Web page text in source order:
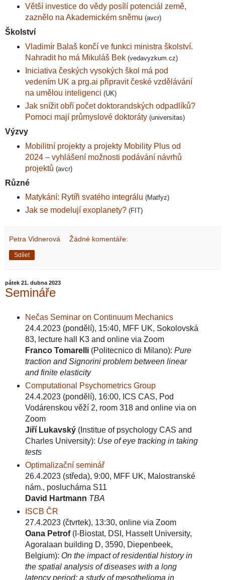
Větší investice do vědy posílí potenciál země,
zaznělo na Akademickém sněmu (avcr)
Školství
Vladimír Balaš končí ve funkci ministra školství.
Nahradit ho má Mikuláš Bek (vedavyzkum.cz)
Iniciativa českých vysokých škol má pod
vedením UK a prg.ai připravit české vzdělávání
na umělou inteligenci (UK)
Jak snížit obří počet doktorandských odpadlíků?
Pomoci mají průmyslové doktoráty (universitas)
Výzvy
Mobilitní projekty a projekty Mobility Plus od
2024 – vyhlášení možnosti podávání návrhů
projektů (avcr)
Různé
Matykání: Rytíři svatého integrálu (Matfyz)
Jak se modelují exoplanety? (FIT)
Petra Vidnerová Žádné komentáře:
Sdílet
pátek 21. dubna 2023
Semináře
Nečas Seminar on Continuum Mechanics
24.4.2023 (pondělí), 15:40, MFF UK, Sokolovská
83, lecture hall K3 and online via Zoom
Franco Tomarelli(Politecnico di Milano): Pure
traction and Signorini problem between linear
and finite elasticity
Computational Psychometrics Group
24.4.2023 (pondělí), 16:00, ICS CAS, Pod
Vodárenskou věží 2, room 318 and online via on
Zoom
Jiří Lukavský(Institue of psychology CAS and
Charles University): Use of eye tracking in taking
tests
Optimalizační seminář
26.4.2023 (středa), 9:00, MFF UK, Malostranské
nám., posluchárna S11
David Hartmann TBA
ISCB ČR
27.4.2023 (čtvrtek), 13:30, online via Zoom
Oana Petrof(I-Biostat, DSI, Hasselt University,
Agoralaan building D, 3590, Diepenbeek,
Belgium): On the impact of residential history in
the spatial analysis of diseases with a long
latency period: a study of mesothelioma in